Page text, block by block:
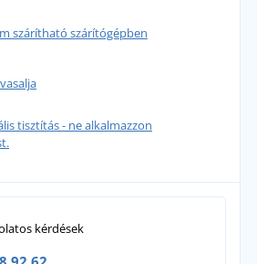
szárítható szárítógépben
tisztítás - ne alkalmazzon
kérdések